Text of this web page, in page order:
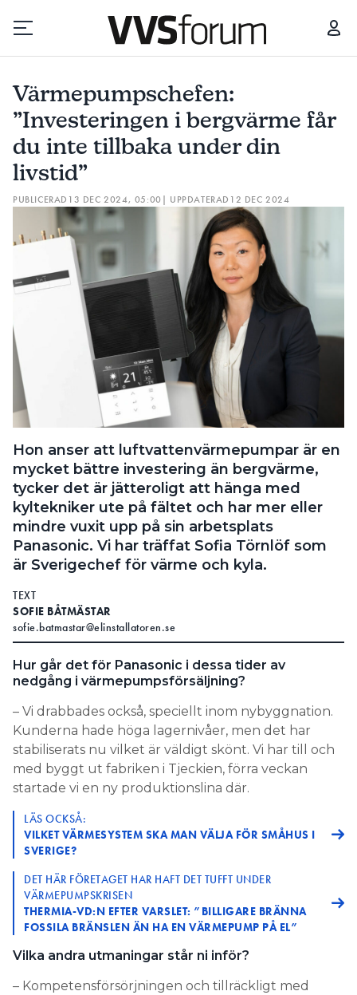
Prenumerera
Hantera prenumeration
Lediga jobb
Annonsera
Läs E-tidningen
Om tidningen
Information om GDPR
Search for:
SEARCH
Värmepumpschefen:
”Investeringen i bergvärme får
du inte tillbaka under din
livstid”
PUBLICERAD 13 DEC 2024, 05:00 | UPPDATERAD 12 DEC 2024
Hon anser att luftvattenvärmepumpar är en
mycket bättre investering än bergvärme,
tycker det är jätteroligt att hänga med
kyltekniker ute på fältet och har mer eller
mindre vuxit upp på sin arbetsplats
Panasonic. Vi har träffat Sofia Törnlöf som
är Sverigechef för värme och kyla.
TEXT
SOFIE BÅTMÄSTAR
sofie.batmastar@elinstallatoren.se
Hur går det för Panasonic i dessa tider av
nedgång i värmepumpsförsäljning?
– Vi drabbades också, speciellt inom nybyggnation.
Kunderna hade höga lagernivåer, men det har
stabiliserats nu vilket är väldigt skönt. Vi har till och
med byggt ut fabriken i Tjeckien, förra veckan
startade vi en ny produktionslina där.
LÄS OCKSÅ:
VILKET VÄRMESYSTEM SKA MAN VÄLJA FÖR SMÅHUS I
SVERIGE?
DET HÄR FÖRETAGET HAR HAFT DET TUFFT UNDER
VÄRMEPUMPSKRISEN
THERMIA-VD:N EFTER VARSLET: ”BILLIGARE BRÄNNA
FOSSILA BRÄNSLEN ÄN HA EN VÄRMEPUMP PÅ EL”
Vilka andra utmaningar står ni inför?
– Kompetensförsörjningen och tillräckligt med